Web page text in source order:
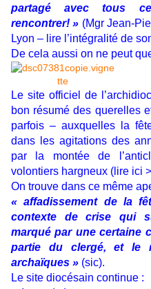
partagé avec tous
rencontrer! » (Mgr Jean-
Lyon – lire l’intégralité de
De cela aussi on ne peut
Le site officiel de
bon résumé des querelles
parfois – auxquelles la
dans les agitations des
par la montée de
volontiers hargneux (lire ici >
On trouve dans ce même
« affadissement de la
contexte de crise qui
marqué par une certaine
partie du clergé, et le
archaïques » (sic).
Le site diocésain continue :